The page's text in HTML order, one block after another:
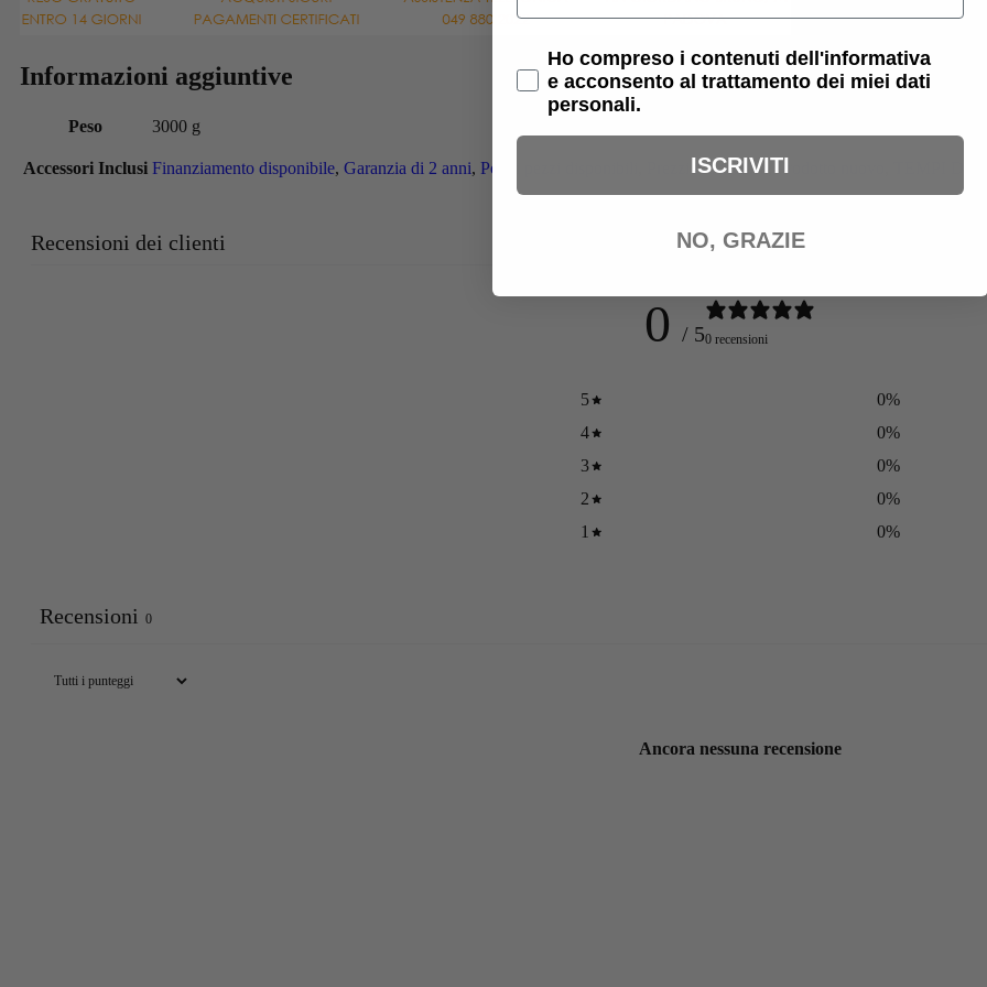
Informazioni aggiuntive
Peso 3000 g
Accessori Inclusi Finanziamento disponibile, Garanzia di 2 anni, Pochi pezzi disponibili Prezzi iva inclusa TEMPI DI
Recensioni dei clienti
0 / 50 recensioni
5 0%
4
0%
3
0%
2
0%
1
0%
Recensioni 0
Ancora nessuna recensione
Privacy Policy
Ho compreso i contenuti dell'informativa
e acconsento al trattamento dei miei dati
personali.
ISCRIVITI
NO, GRAZIE